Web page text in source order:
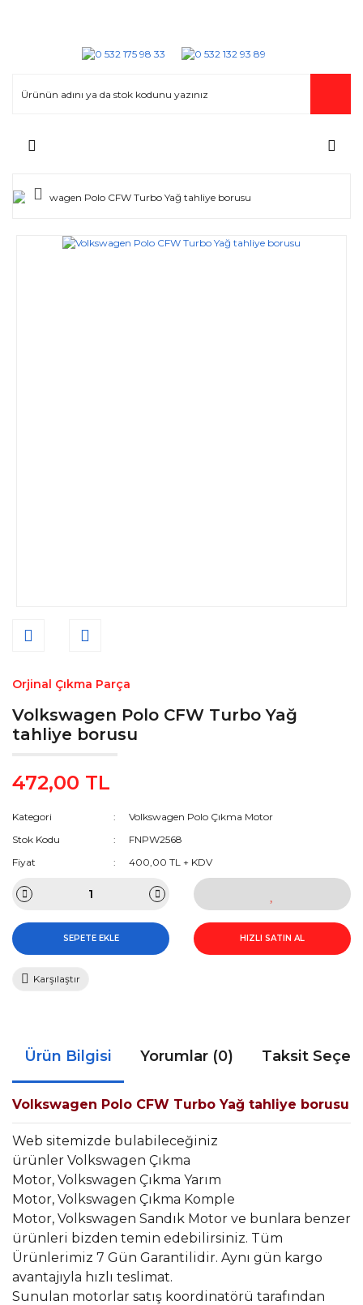
Orjinal Çıkma Parça
Volkswagen Polo CFW Turbo Yağ
tahliye borusu
472,00 TL
Kategori
Volkswagen Polo Çıkma Motor
Stok Kodu
FNPW2568
Fiyat
400,00 TL + KDV
SEPETE EKLE HIZLI SATIN AL
Karşılaştır
Ürün Bilgisi Yorumlar (0) Taksit
Volkswagen Polo CFW Turbo Yağ tahliye borusu
Web sitemizde bulabileceğiniz
ürünler Volkswagen Çıkma
Motor, Volkswagen Çıkma Yarım
Motor, Volkswagen Çıkma Komple
Motor, Volkswagen Sandık Motor ve bunlara benzer
ürünleri bizden temin edebilirsiniz. Tüm
Ürünlerimiz 7 Gün Garantilidir. Aynı gün kargo
avantajıyla hızlı teslimat.
Sunulan motorlar satış koordinatörü tarafından